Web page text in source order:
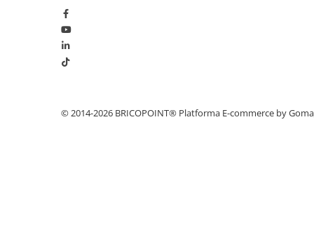
Placări Suprafețe
Tencuieli Ipsos și Gips Carton
Termoizolații Fațade
Tăiere, Găurire, Șlefuire
© 2014-2026 BRICOPOINT® Platforma E-commerce by